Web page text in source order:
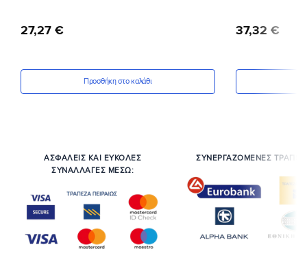
27,27 €
Προσθήκη στο καλάθι
37,32 €
ΑΣΦΑΛΕΙΣ ΚΑΙ ΕΥΚΟΛΕΣ
ΣΥΝΑΛΛΑΓΕΣ ΜΕΣΩ:
ΣΥΝΕΡΓΑΖΟΜΕΝΕΣ